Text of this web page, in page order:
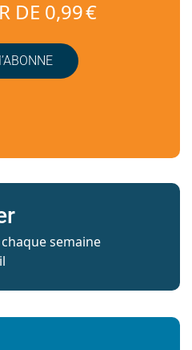
DE 0,99 €
chaque semaine